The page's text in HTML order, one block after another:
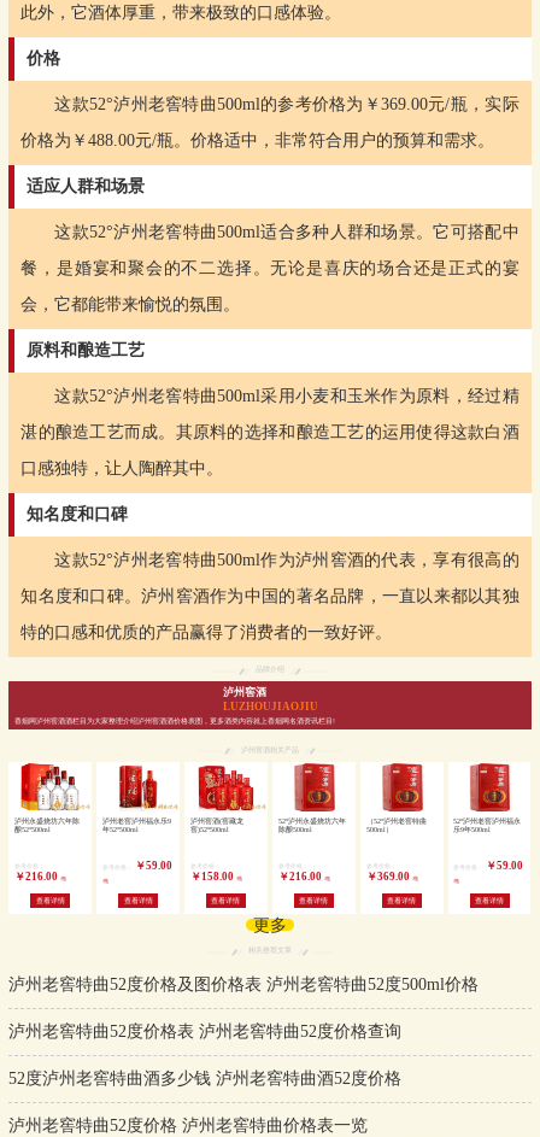
此外，它酒体厚重，带来极致的口感体验。
价格
这款52°泸州老窖特曲500ml的参考价格为￥369.00元/瓶，实际
价格为￥488.00元/瓶。价格适中，非常符合用户的预算和需求。
适应人群和场景
这款52°泸州老窖特曲500ml适合多种人群和场景。它可搭配中
餐，是婚宴和聚会的不二选择。无论是喜庆的场合还是正式的宴
会，它都能带来愉悦的氛围。
原料和酿造工艺
这款52°泸州老窖特曲500ml采用小麦和玉米作为原料，经过精
湛的酿造工艺而成。其原料的选择和酿造工艺的运用使得这款白酒
口感独特，让人陶醉其中。
知名度和口碑
这款52°泸州老窖特曲500ml作为泸州窖酒的代表，享有很高的
知名度和口碑。泸州窖酒作为中国的著名品牌，一直以来都以其独
特的口感和优质的产品赢得了消费者的一致好评。
品牌介绍
泸州窖酒
LUZHOUJIAOJIU
香烟网泸州窖酒酒栏目为大家整理介绍泸州窖酒酒价格表图，更多酒类内容就上香烟网名酒资讯栏目!
泸州窖酒相关产品
泸州永盛烧坊六年陈
酿52°500ml
￥216.00 /瓶
查看详情
泸州老窖泸州福永乐9
年52°500ml
￥59.00
/瓶
查看详情
泸州窖酒(窖藏龙
窖)52°500ml
￥158.00 /瓶
查看详情
52°泸州永盛烧坊六年
陈酿500ml
￥216.00 /瓶
查看详情
（52°泸州老窖特曲
500ml）
￥369.00 /瓶
查看详情
52°泸州老窖泸州福永
乐9年500ml
￥59.00
/瓶
查看详情
更多
相关推荐文章
泸州老窖特曲52度价格及图价格表 泸州老窖特曲52度500ml价格
泸州老窖特曲52度价格表 泸州老窖特曲52度价格查询
52度泸州老窖特曲酒多少钱 泸州老窖特曲酒52度价格
泸州老窖特曲52度价格 泸州老窖特曲价格表一览